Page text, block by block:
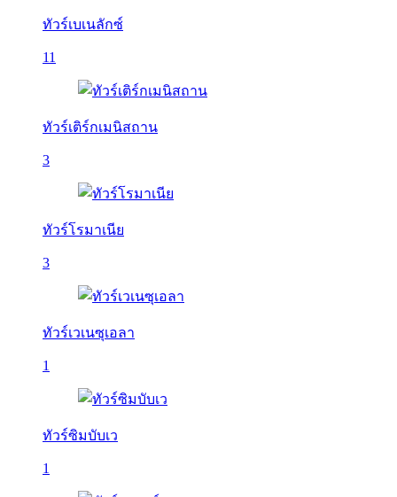
ทัวร์เบเนลักซ์
11
ทัวร์เติร์กเมนิสถาน
3
ทัวร์โรมาเนีย
3
ทัวร์เวเนซุเอลา
1
ทัวร์ซิมบับเว
1